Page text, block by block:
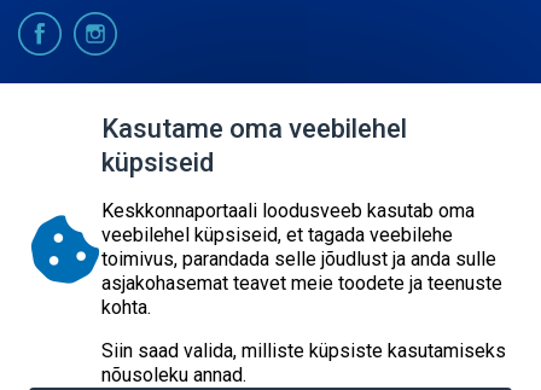
KESKKONNAAGENTUUR
ESITA PÄRING
Kasutame oma veebilehel
küpsiseid
Keskkonnaportaali loodusveeb kasutab oma
veebilehel küpsiseid, et tagada veebilehe
toimivus, parandada selle jõudlust ja anda sulle
asjakohasemat teavet meie toodete ja teenuste
kohta.
Siin saad valida, milliste küpsiste kasutamiseks
nõusoleku annad.